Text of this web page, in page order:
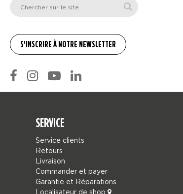
SERVICE
Service clients
Retours
Livraison
Commander et payer
Garantie et Réparations
Localisateur de shop